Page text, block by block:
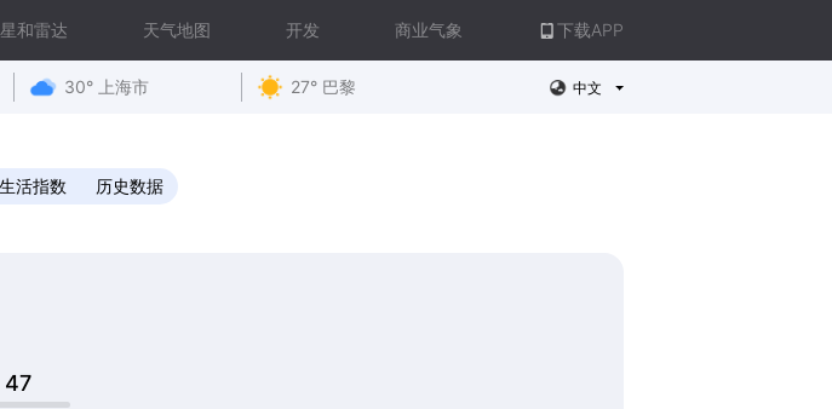
和雷达 天气地图 开发 商业气象 下载APP
30° 上海市 27° 巴黎 中文
生活指数 历史数据
47